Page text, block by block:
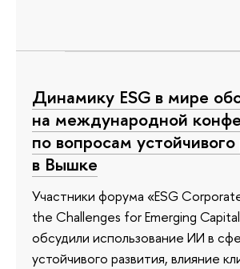
Динамику ESG в мире
на международной
по вопросам устойчивого
в Вышке
Участники форума «ESG
the Challenges for Emerging
обсудили использование ИИ в
устойчивого развития, влияние